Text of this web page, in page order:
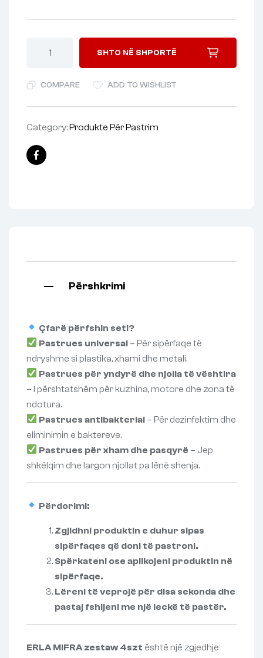
SHTO NË SHPORTË
COMPARE ADD TO WISHLIST
Category:Produkte Për Pastrim
Facebook
Përshkrimi
Çfarë përfshin seti?
Pastrues universal – Për sipërfaqe të
ndryshme si plastika, xhami dhe metali.
Pastrues për yndyrë dhe njolla të vështira
– I përshtatshëm për kuzhina, motore dhe zona të
ndotura.
Pastrues antibakterial – Për dezinfektim dhe
eliminimin e baktereve.
Pastrues për xham dhe pasqyrë – Jep
shkëlqim dhe largon njollat pa lënë shenja.
Përdorimi:
Zgjidhni produktin e duhur sipas
sipërfaqes që doni të pastroni.
Spërkateni ose aplikojeni produktin në
sipërfaqe.
Lëreni të veprojë për disa sekonda dhe
pastaj fshijeni me një leckë të pastër.
ERLA MIFRA zestaw 4szt është një zgjedhje